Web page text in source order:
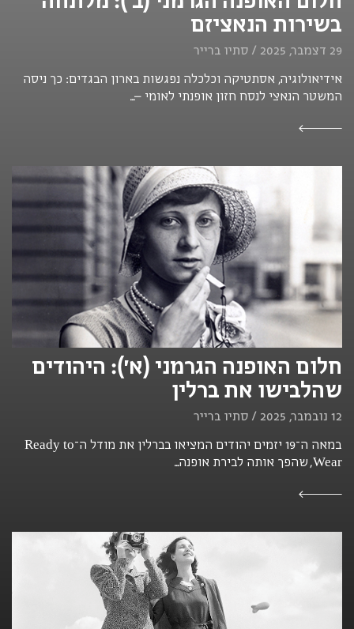
בשירות הנאציזם
29 דצמבר, 2025 / סתיו ברייר
אידיאולוגיה, אסתטיקה וכלכלה נפגשות בארון הבגדים: כך ניסה
המשטר הנאצי לנסח חזון אופנתי לאומי –...
חלום האופנה הגרמני (א׳): היהודים
שהלבישו את ברלין
12 נובמבר, 2025 / סתיו ברייר
במאה ה־19 יזמים יהודים המציאו בברלין את מודל ה־Ready to
Wear, שהפך אותה לבירת אופנה...